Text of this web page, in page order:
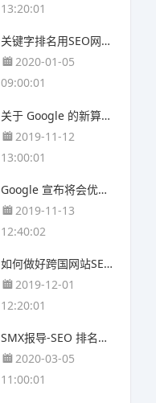
13:20:01
关键字排名用SEO网站优化软件就能搞定？
2020-01-05
09:00:01
关于 Google 的新算法 – Rankbrain
2019-11-12
13:00:01
Google 宣布将会优先索引 HTTPS页面
2019-11-13
12:40:02
如何做好跨国网站SEO!?
2019-12-01
12:20:01
SMX报导-SEO 排名要素变化趋势的最新研究
2020-03-05
11:00:01